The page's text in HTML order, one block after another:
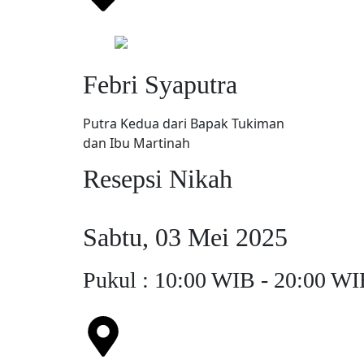
Febri Syaputra
Putra Kedua dari Bapak Tukiman
dan Ibu Martinah
Resepsi Nikah
Sabtu, 03 Mei 2025
Pukul : 10:00 WIB - 20:00